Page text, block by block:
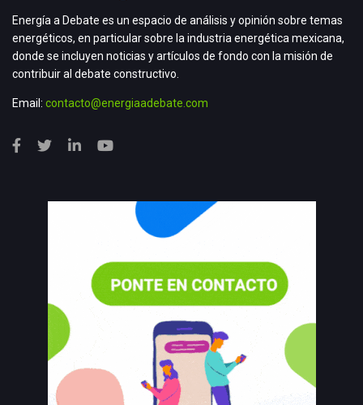
Energía a Debate es un espacio de análisis y opinión sobre temas
energéticos, en particular sobre la industria energética mexicana,
donde se incluyen noticias y artículos de fondo con la misión de
contribuir al debate constructivo.
Email: contacto@energiaadebate.com